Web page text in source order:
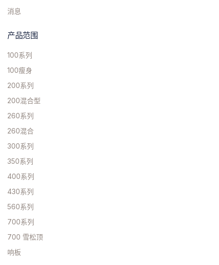
消息
产品范围
100系列
100瘦身
200系列
200混合型
260系列
260混合
300系列
350系列
400系列
430系列
560系列
700系列
700 雪松顶
响板